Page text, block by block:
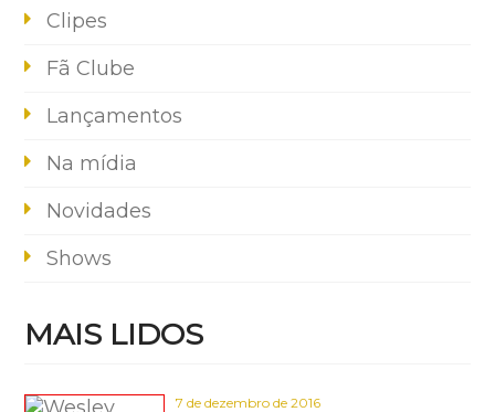
Clipes
Fã Clube
Lançamentos
Na mídia
Novidades
Shows
MAIS LIDOS
7 de dezembro de 2016